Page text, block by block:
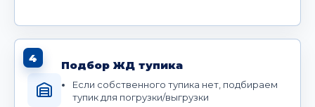
4
Подбор ЖД тупика
Если собственного тупика нет, подбираем
тупик для погрузки/выгрузки